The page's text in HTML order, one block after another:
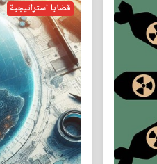
قضايا استراتيجية